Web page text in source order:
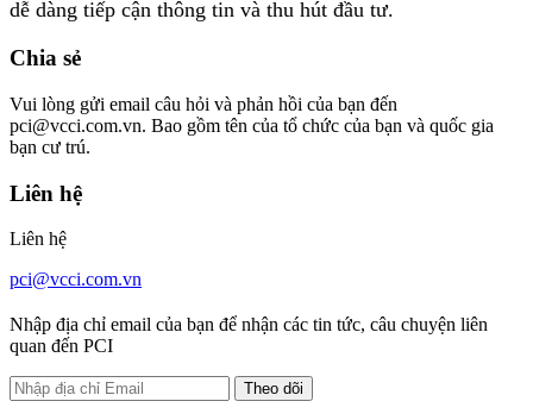
dễ dàng tiếp cận thông tin và thu hút đầu tư.
Chia sẻ
Vui lòng gửi email câu hỏi và phản hồi của bạn đến
pci@vcci.com.vn. Bao gồm tên của tổ chức của bạn và quốc gia
bạn cư trú.
Liên hệ
Liên hệ
pci@vcci.com.vn
Nhập địa chỉ email của bạn để nhận các tin tức, câu chuyện liên
quan đến PCI